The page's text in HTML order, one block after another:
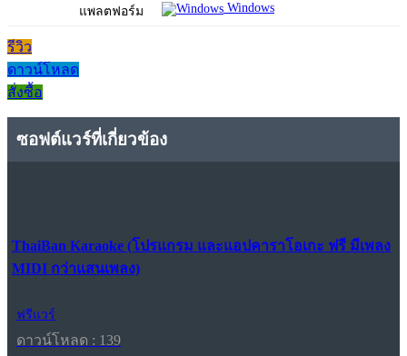
แพลตฟอร์ม Windows
รีวิว
ดาวน์โหลด
สั่งซื้อ
ซอฟต์แวร์ที่เกี่ยวข้อง
ThaiBan Karaoke (โปรแกรม และแอปคาราโอเกะ ฟรี มีเพลง
MIDI กว่าแสนเพลง)
ฟรีแวร์
ดาวน์โหลด : 139